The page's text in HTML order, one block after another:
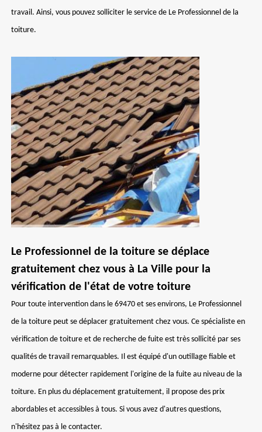
travail. Ainsi, vous pouvez solliciter le service de Le Professionnel de la
toiture.
Le Professionnel de la toiture se déplace
gratuitement chez vous à La Ville pour la
vérification de l'état de votre toiture
Pour toute intervention dans le 69470 et ses environs, Le Professionnel
de la toiture peut se déplacer gratuitement chez vous. Ce spécialiste en
vérification de toiture et de recherche de fuite est très sollicité par ses
qualités de travail remarquables. Il est équipé d'un outillage fiable et
moderne pour détecter rapidement l'origine de la fuite au niveau de la
toiture. En plus du déplacement gratuitement, il propose des prix
abordables et accessibles à tous. Si vous avez d'autres questions,
n'hésitez pas à le contacter.